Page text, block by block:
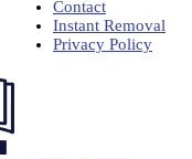
Contact
Instant Removal
Privacy Policy